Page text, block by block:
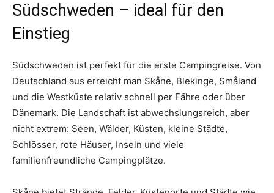
Südschweden – ideal für den
Einstieg
Südschweden ist perfekt für die erste Campingreise. Von
Deutschland aus erreicht man Skåne, Blekinge, Småland
und die Westküste relativ schnell per Fähre oder über
Dänemark. Die Landschaft ist abwechslungsreich, aber
nicht extrem: Seen, Wälder, Küsten, kleine Städte,
Schlösser, rote Häuser, Inseln und viele
familienfreundliche Campingplätze.